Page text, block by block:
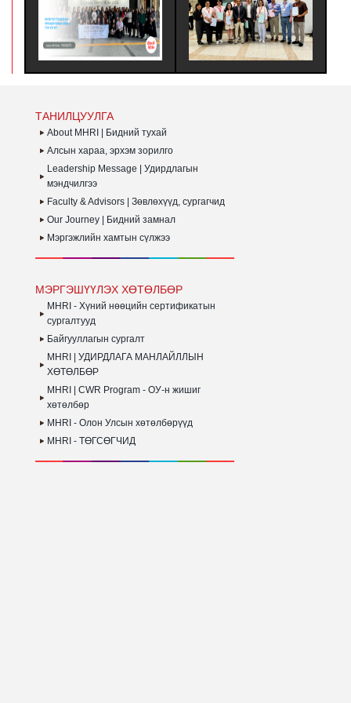
ТҮНШҮҮД ЭСВЭЛ
ҮЙЛЧЛҮҮЛЭГЧДЭД УРАМ
ЗОРИГ ӨГӨХ, ТЭДНИЙ
ГҮЙЦЭТГЭЛИЙГ ҮНЭЛЭХ
ЗОРИЛГООР ЗОХИОН
ГЭРЧИЛГЭЭЖҮҮЛЭХ
ЗӨВЛӨЛИЙН
МЭРГЭШҮҮЛЭХ ТУСГАЙ
ХӨТӨЛБӨРТ ЗОЧИН
ТӨЛӨӨЛӨГЧӨӨР
ЗОХИОН
ТАНИЛЦУУЛГА
About MHRI | Бидний тухай
Алсын хараа, эрхэм зорилго
Leadership Message | Удирдлагын
мэндчилгээ
Faculty & Advisors | Зөвлөхүүд, сургагчид
Our Journey | Бидний замнал
Мэргэжлийн хамтын сүлжээ
МЭРГЭШҮҮЛЭХ ХӨТӨЛБӨР
MHRI - Хүний нөөцийн сертификатын
сургалтууд
Байгууллагын сургалт
MHRI | УДИРДЛАГА МАНЛАЙЛЛЫН
ХӨТӨЛБӨР
MHRI | CWR Program - ОУ-н жишиг
хөтөлбөр
MHRI - Олон Улсын хөтөлбөрүүд
MHRI - ТӨГСӨГЧИД